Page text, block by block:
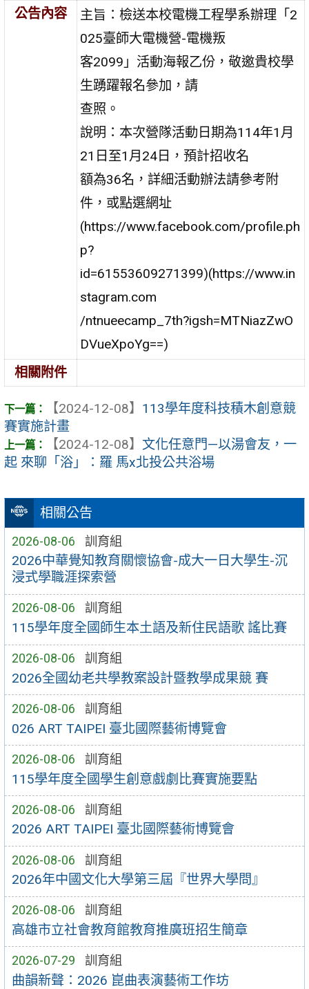
相關公告
2026-08-06 訓育組
2026中華覺知教育關懷協會-成大一日大學生-沉
浸式學職涯探索營
2026-08-06 訓育組
115學年度全國師生本土語及新住民語歌 謠比賽
2026-08-06 訓育組
2026全國幼老共學教案設計暨教學成果競 賽
2026-08-06 訓育組
026 ART TAIPEI 臺北國際藝術博覽會
2026-08-06 訓育組
115學年度全國學生創意戲劇比賽實施要點
2026-08-06 訓育組
2026 ART TAIPEI 臺北國際藝術博覽會
2026-08-06 訓育組
2026年中國文化大學第三屆『世界大學問』
2026-08-06 訓育組
高雄市立社會教育館教育推廣班招生簡章
2026-07-29 訓育組
曲韻新聲：2026 崑曲表演藝術工作坊
公告內容
主旨：檢送本校電機工程學系辦理「2
025臺師大電機營-電機叛
客2099」活動海報乙份，敬邀貴校學
生踴躍報名參加，請
查照。
說明：本次營隊活動日期為114年1月
21日至1月24日，預計招收名
額為36名，詳細活動辦法請參考附
件，或點選網址
(https://www.facebook.com/profile.ph
p?
id=61553609271399)(https://www.in
stagram.com
/ntnueecamp_7th?igsh=MTNiazZwO
DVueXpoYg==)
相關附件
【2024-12-08】 113學年度科技積木創意競
賽實施計畫
【2024-12-08】 文化任意門—以湯會友，一
起 來聊「浴」：羅 馬x北投公共浴場